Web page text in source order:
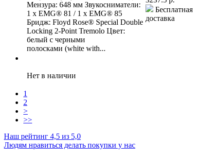
Мензура: 648 мм Звукосниматели:
1 x EMG® 81 / 1 x EMG® 85
Бридж: Floyd Rose® Special Double
Locking 2-Point Tremolo Цвет:
белый с черными
полосками (white with...
Бесплатная
доставка
Нет в наличии
1
2
>
>>
Наш рейтинг 4,5 из 5,0
Людям нравиться делать покупки у нас